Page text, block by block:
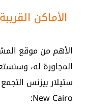
الأهم من موقع
المجاورة له،
New Cairo: